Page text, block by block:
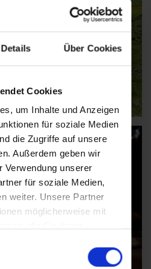
Details Über Cookies
Cookies
um Inhalte und Anzeigen
für soziale Medien
die Zugriffe auf unsere
Außerdem geben wir
Verwendung unserer
für soziale Medien,
weiter. Unsere Partner
möglicherweise mit
haben.